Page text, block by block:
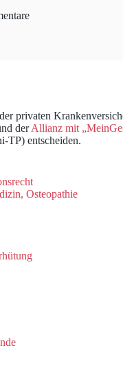
privaten
derAllianz mit
TP) entscheiden.
Osteopathie